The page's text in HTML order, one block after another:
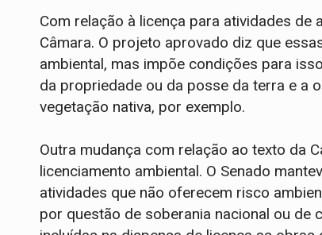
Com relação à licença para atividades
Câmara. O projeto aprovado diz que
ambiental, mas impõe condições para
da propriedade ou da posse da terra e a
vegetação nativa, por exemplo.
Outra mudança com relação ao texto da
licenciamento ambiental. O Senado
atividades que não oferecem risco
por questão de soberania nacional ou de